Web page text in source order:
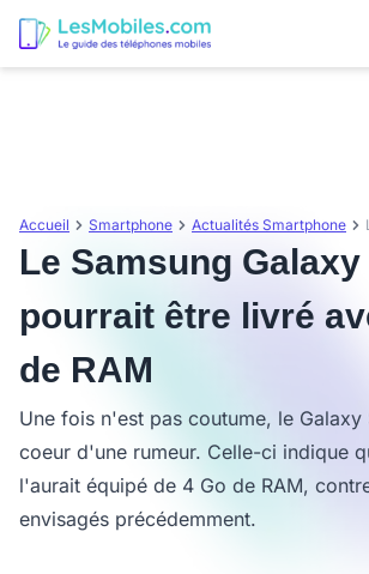
Accueil Smartphone Actualités Smartphone
Le Samsung Galaxy
pourrait être livré
de RAM
Une fois n'est pas coutume, le Galaxy
coeur d'une rumeur. Celle-ci indique
l'aurait équipé de 4 Go de RAM,
envisagés précédemment.